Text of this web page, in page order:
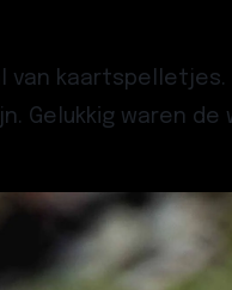
van kaartspelletjes.
Gelukkig waren de